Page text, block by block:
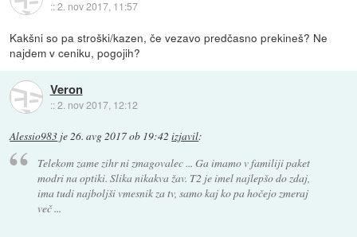
::2. nov 2017, 11:57
Kakšni so pa stroški/kazen, če vezavo predčasno prekineš? Ne
najdem v ceniku, pogojih?
Veron
::2. nov 2017, 12:12
Alessio983 je26. avg 2017 ob 19:42 izjavil:
Telekom zame zihr ni zmagovalec ... Ga imamo v familiji paket
modri na optiki. Slika nikakva žav. T2 je imel najlepšo do zdaj,
ima tudi najboljši vmesnik za tv, samo kaj ko pa hočejo zmeraj
več ...